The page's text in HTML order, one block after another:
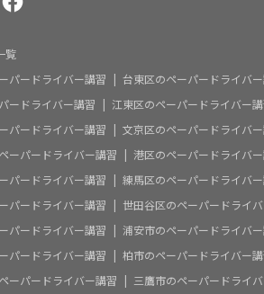
覧
パードライバー講習
台東区のペーパードライバ
ードライバー講習
江東区のペーパードライバー
パードライバー講習
文京区のペーパードライバ
ーパードライバー講習
港区のペーパードライバ
パードライバー講習
練馬区のペーパードライバ
パードライバー講習
世田谷区のペーパードライ
パードライバー講習
浦安市のペーパードライバ
パードライバー講習
柏市のペーパードライバー
ーパードライバー講習
三鷹市のペーパードライ